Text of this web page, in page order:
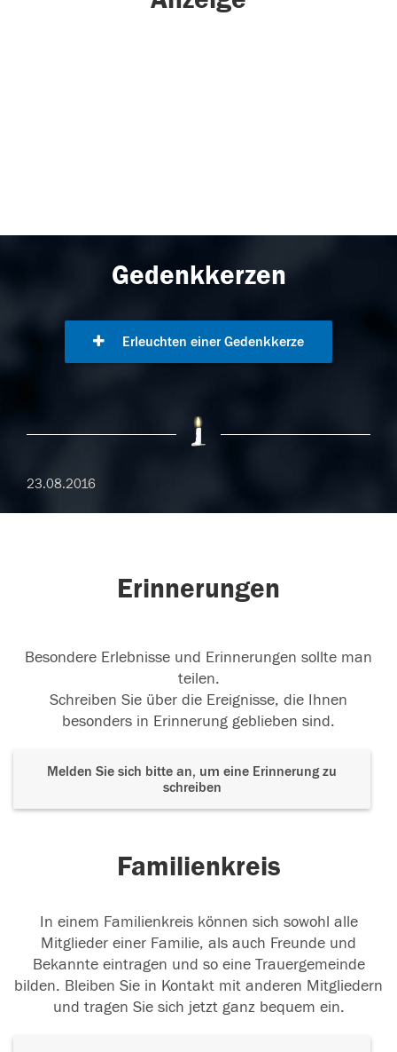
Gedenkkerzen
Erleuchten einer Gedenkkerze
23.08.2016
Erinnerungen
Besondere Erlebnisse und Erinnerungen sollte man
teilen.
Schreiben Sie über die Ereignisse, die Ihnen
besonders in Erinnerung geblieben sind.
Melden Sie sich bitte an, um eine Erinnerung zu
schreiben
Familienkreis
In einem Familienkreis können sich sowohl alle
Mitglieder einer Familie, als auch Freunde und
Bekannte eintragen und so eine Trauergemeinde
bilden. Bleiben Sie in Kontakt mit anderen Mitgliedern
und tragen Sie sich jetzt ganz bequem ein.